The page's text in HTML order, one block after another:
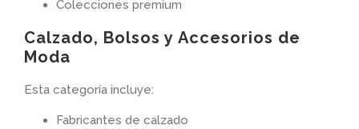
Colecciones premium
Calzado, Bolsos y Accesorios de
Moda
Esta categoría incluye:
Fabricantes de calzado